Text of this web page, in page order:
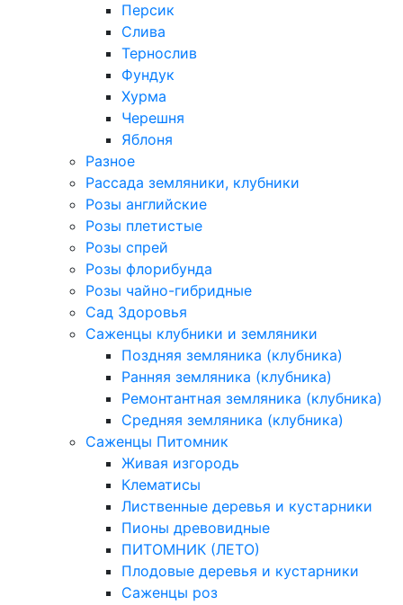
Персик
Слива
Тернослив
Фундук
Хурма
Черешня
Яблоня
Разное
Рассада земляники, клубники
Розы английские
Розы плетистые
Розы спрей
Розы флорибунда
Розы чайно-гибридные
Сад Здоровья
Саженцы клубники и земляники
Поздняя земляника (клубника)
Ранняя земляника (клубника)
Ремонтантная земляника (клубника)
Средняя земляника (клубника)
Саженцы Питомник
Живая изгородь
Клематисы
Лиственные деревья и кустарники
Пионы древовидные
ПИТОМНИК (ЛЕТО)
Плодовые деревья и кустарники
Саженцы роз